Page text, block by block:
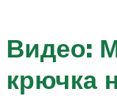
Видео:
крючка